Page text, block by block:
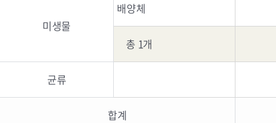
미생물
배양체
총 1개
균류
합계